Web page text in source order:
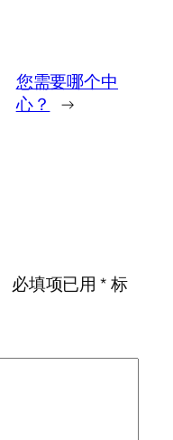
您需要哪个中
心？
→
必填项已用*标